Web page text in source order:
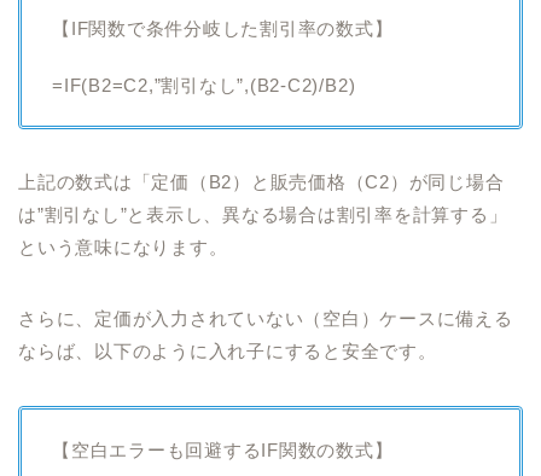
【IF関数で条件分岐した割引率の数式】
=IF(B2=C2,”割引なし”,(B2-C2)/B2)
上記の数式は「定価（B2）と販売価格（C2）が同じ場合
は”割引なし”と表示し、異なる場合は割引率を計算する」
という意味になります。
さらに、定価が入力されていない（空白）ケースに備える
ならば、以下のように入れ子にすると安全です。
【空白エラーも回避するIF関数の数式】